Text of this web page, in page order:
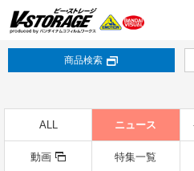
商品検索
ALL ニュース
動画 特集一覧